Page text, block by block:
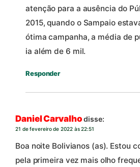
atenção para a ausência do
2015, quando o Sampaio
ótima campanha, a média de
ia além de 6 mil.
Responder
Daniel Carvalho disse:
21 de fevereiro de 2022 às 22:51
Boa noite Bolivianos (as). Estou
pela primeira vez mais olho